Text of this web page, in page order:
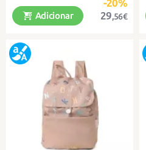
-20%
29,56€
Adicionar
Com um grande bolso interior para
transportar tudo o que precisa no
seu dia a dia.